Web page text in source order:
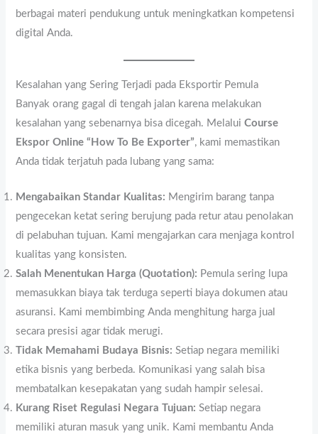
berbagai materi pendukung untuk meningkatkan kompetensi
digital Anda.
Kesalahan yang Sering Terjadi pada Eksportir Pemula
Banyak orang gagal di tengah jalan karena melakukan
kesalahan yang sebenarnya bisa dicegah. MelaluiCourse
Ekspor Online “How To Be Exporter”, kami memastikan
Anda tidak terjatuh pada lubang yang sama:
Mengabaikan Standar Kualitas: Mengirim barang tanpa
pengecekan ketat sering berujung pada retur atau penolakan
di pelabuhan tujuan. Kami mengajarkan cara menjaga kontrol
kualitas yang konsisten.
Salah Menentukan Harga (Quotation): Pemula sering lupa
memasukkan biaya tak terduga seperti biaya dokumen atau
asuransi. Kami membimbing Anda menghitung harga jual
secara presisi agar tidak merugi.
Tidak Memahami Budaya Bisnis: Setiap negara memiliki
etika bisnis yang berbeda. Komunikasi yang salah bisa
membatalkan kesepakatan yang sudah hampir selesai.
Kurang Riset Regulasi Negara Tujuan: Setiap negara
memiliki aturan masuk yang unik. Kami membantu Anda